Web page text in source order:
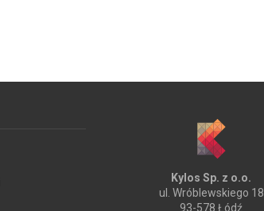
Kylos Sp. z o.o.
ul. Wróblewskiego 18
93-578 Łódź